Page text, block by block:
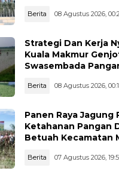
Berita 08 Agustus 2026,
Strategi Dan Kerja
Kuala Makmur
Swasembada
Berita 08 Agustus 2026,
Panen Raya Jagung
Ketahanan Pangan
Betuah Kecamatan
Berita 07 Agustus 2026,